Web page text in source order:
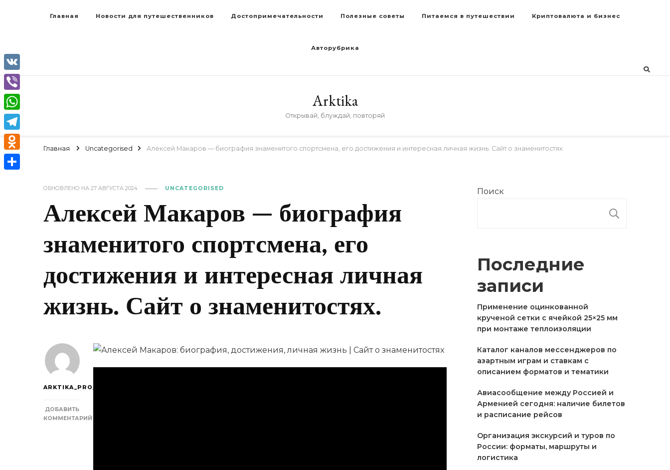
Главная Новости для путешественников Достопримечательности Полезные советы Питаемся в путешествии Криптовалюта и бизнес
Авторубрика
Arktika
Открывай, блуждай, повторяй
Главная Uncategorised Алексей Макаров — биография знаменитого спортсмена, его достижения и интересная личная жизнь. Сайт о знаменитостях.
ОБНОВЛЕНО НА 27 АВГУСТА 2024 UNCATEGORISED
Алексей Макаров — биография
знаменитого спортсмена, его
достижения и интересная личная
жизнь. Сайт о знаменитостях.
ARKTIKA_PRO_
ДОБАВИТЬ
КОММЕНТАРИЙ
Поиск
Последние
записи
Применение оцинкованной
крученой сетки с ячейкой 25×25 мм
при монтаже теплоизоляции
Каталог каналов мессенджеров по
азартным играм и ставкам с
описанием форматов и тематики
Авиасообщение между Россией и
Арменией сегодня: наличие билетов
и расписание рейсов
Организация экскурсий и туров по
России: форматы, маршруты и
логистика
VK
Viber
WhatsApp
Telegram
Odnoklassniki